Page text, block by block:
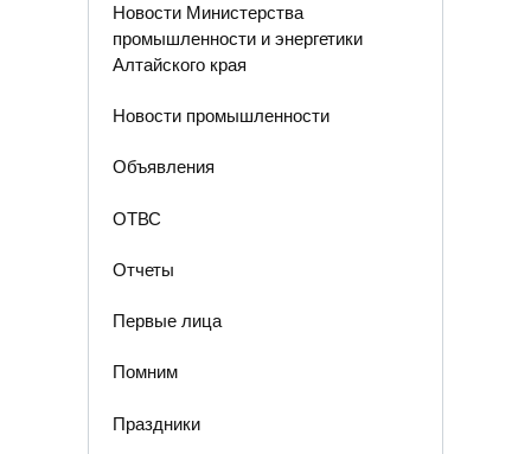
Новости Министерства
промышленности и энергетики
Алтайского края
Новости промышленности
Объявления
ОТВС
Отчеты
Первые лица
Помним
Праздники